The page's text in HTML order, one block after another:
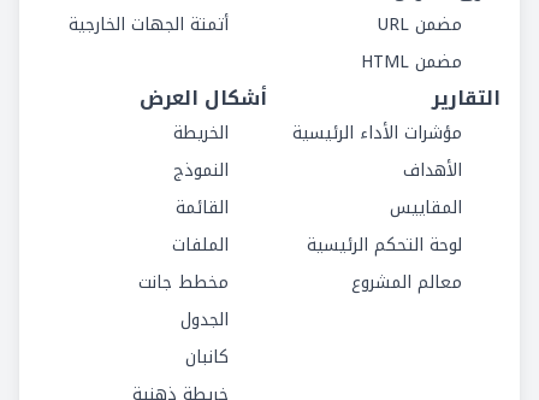
مضمن URL
مضمن HTML
أتمتة الجهات الخارجية
التقارير
مؤشرات الأداء الرئيسية
الأهداف
المقاييس
لوحة التحكم الرئيسية
معالم المشروع
أشكال العرض
الخريطة
النموذج
القائمة
الملفات
مخطط جانت
الجدول
كانبان